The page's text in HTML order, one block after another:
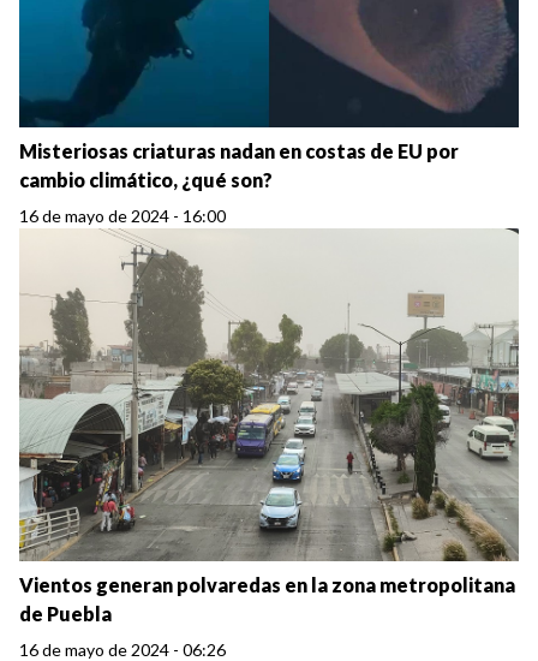
Misteriosas criaturas nadan en costas de EU por
cambio climático, ¿qué son?
16 de mayo de 2024 - 16:00
Vientos generan polvaredas en la zona metropolitana
de Puebla
16 de mayo de 2024 - 06:26